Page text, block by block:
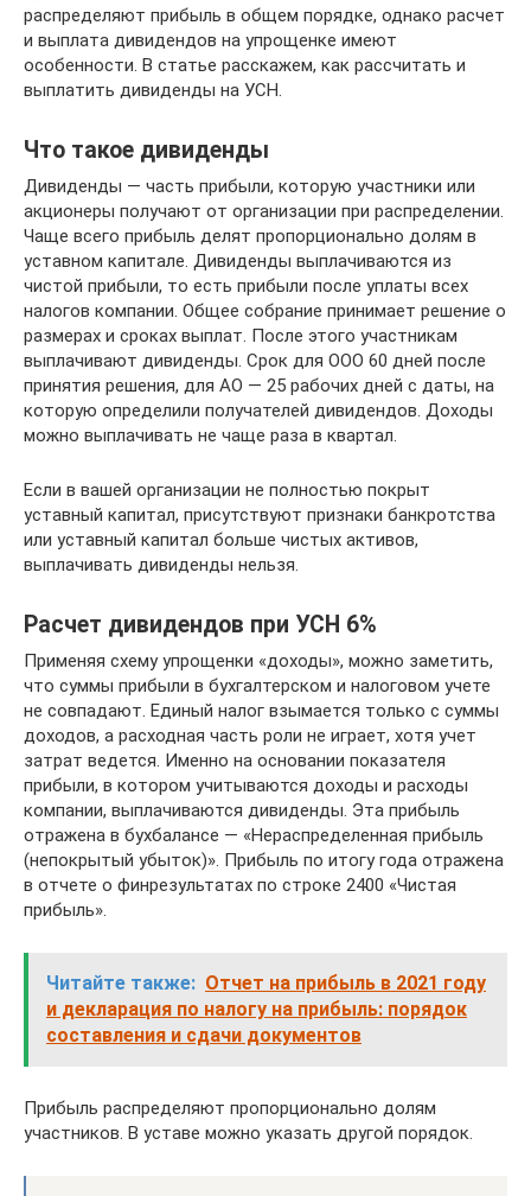
распределяют прибыль в общем порядке, однако расчет
и выплата дивидендов на упрощенке имеют
особенности. В статье расскажем, как рассчитать и
выплатить дивиденды на УСН.
Что такое дивиденды
Дивиденды — часть прибыли, которую участники или
акционеры получают от организации при распределении.
Чаще всего прибыль делят пропорционально долям в
уставном капитале. Дивиденды выплачиваются из
чистой прибыли, то есть прибыли после уплаты всех
налогов компании. Общее собрание принимает решение о
размерах и сроках выплат. После этого участникам
выплачивают дивиденды. Срок для ООО 60 дней после
принятия решения, для АО — 25 рабочих дней с даты, на
которую определили получателей дивидендов. Доходы
можно выплачивать не чаще раза в квартал.
Если в вашей организации не полностью покрыт
уставный капитал, присутствуют признаки банкротства
или уставный капитал больше чистых активов,
выплачивать дивиденды нельзя.
Расчет дивидендов при УСН 6%
Применяя схему упрощенки «доходы», можно заметить,
что суммы прибыли в бухгалтерском и налоговом учете
не совпадают. Единый налог взымается только с суммы
доходов, а расходная часть роли не играет, хотя учет
затрат ведется. Именно на основании показателя
прибыли, в котором учитываются доходы и расходы
компании, выплачиваются дивиденды. Эта прибыль
отражена в бухбалансе — «Нераспределенная прибыль
(непокрытый убыток)». Прибыль по итогу года отражена
в отчете о финрезультатах по строке 2400 «Чистая
прибыль».
Читайте также: Отчет на прибыль в 2021 году
и декларация по налогу на прибыль: порядок
составления и сдачи документов
Прибыль распределяют пропорционально долям
участников. В уставе можно указать другой порядок.